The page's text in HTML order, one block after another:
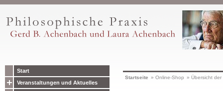
Start
Veranstaltungen und Aktuelles
Startseite » Online-Shop » Übersicht